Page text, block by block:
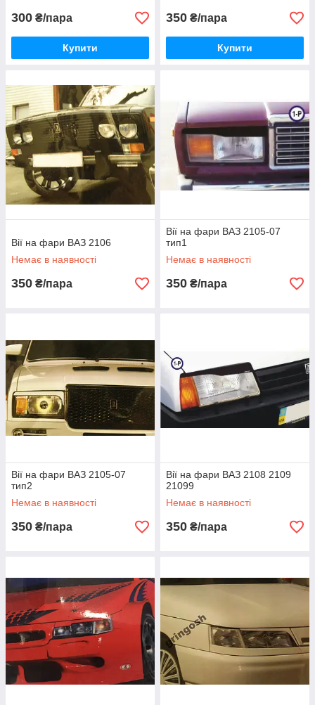
300 ₴/пара
Купити
350 ₴/пара
Купити
Вії на фари ВАЗ 2106
Немає в наявності
350 ₴/пара
Вії на фари ВАЗ 2105-07
тип1
Немає в наявності
350 ₴/пара
Вії на фари ВАЗ 2105-07
тип2
Немає в наявності
350 ₴/пара
Вії на фари ВАЗ 2108 2109
21099
Немає в наявності
350 ₴/пара